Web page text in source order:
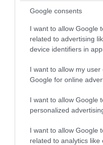
Google consents
I want to allow Google
related to advertising
device identifiers in
I want to allow my
Google for online
I want to allow Google
personalized
I want to allow Google
related to analytics like
05.08.2026 | 20:02
Αναδιάταξη για τον
Ντονμπάς με εντολή